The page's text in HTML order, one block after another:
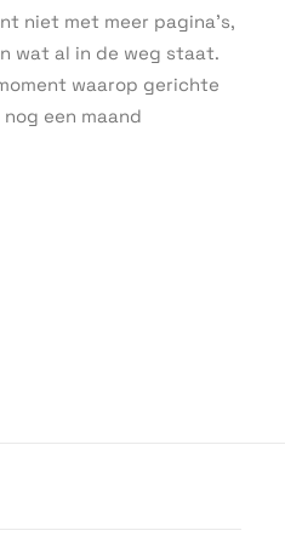
niet met meer pagina’s,
wat al in de weg staat.
waarop gerichte
een maand